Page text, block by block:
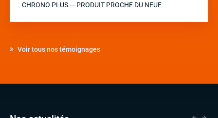
CHRONO PLUS — PRODUIT PROCHE DU NEUF
Voir tous nos témoignages